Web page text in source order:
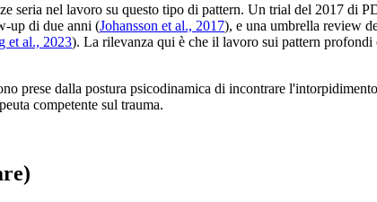
seria nel lavoro su questo tipo di pattern. Un trial del 2017 di
up di due anni (Johansson et al., 2017), e una umbrella review
et al., 2023). La rilevanza qui è che il lavoro sui pattern
prese dalla postura psicodinamica di incontrare
competente sul trauma.